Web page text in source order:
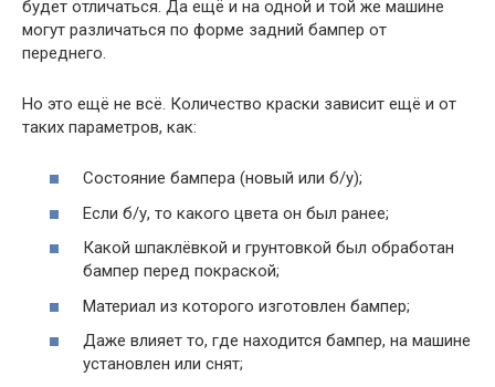
будет отличаться. Да ещё и на одной и той же машине
могут различаться по форме задний бампер от
переднего.
Но это ещё не всё. Количество краски зависит ещё и от
таких параметров, как:
Состояние бампера (новый или б/у);
Если б/у, то какого цвета он был ранее;
Какой шпаклёвкой и грунтовкой был обработан
бампер перед покраской;
Материал из которого изготовлен бампер;
Даже влияет то, где находится бампер, на машине
установлен или снят;